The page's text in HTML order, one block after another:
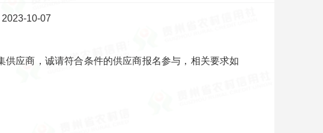
10-07
应商，诚请符合条件的供应商报名参与，相关要求如